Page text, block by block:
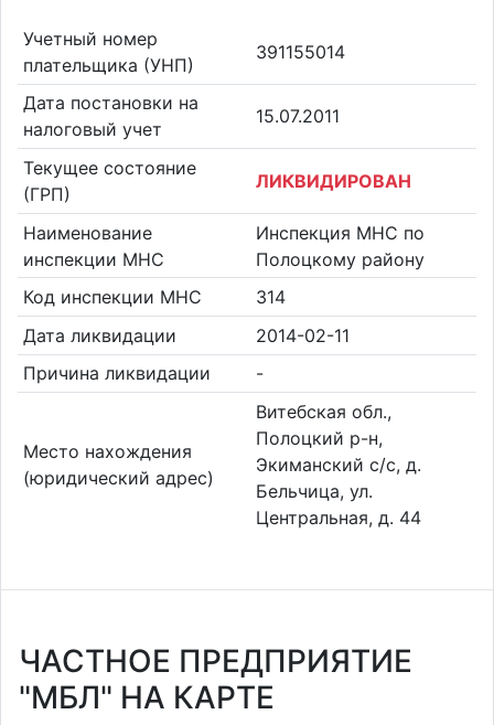
Учетный номер
плательщика (УНП)
391155014
Дата постановки на
налоговый учет
15.07.2011
Текущее состояние
(ГРП)
ЛИКВИДИРОВАН
Наименование
инспекции МНС
Инспекция МНС по
Полоцкому району
Код инспекции МНС
314
Дата ликвидации
2014-02-11
Причина ликвидации
-
Место нахождения
(юридический адрес)
Витебская обл.,
Полоцкий р-н,
Экиманский с/с, д.
Бельчица, ул.
Центральная, д. 44
ЧАСТНОЕ ПРЕДПРИЯТИЕ
"МБЛ" НА КАРТЕ